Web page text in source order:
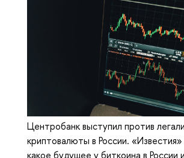
Центробанк выступил против
криптовалюты в России. «Известия»
какое будущее у биткоина в России